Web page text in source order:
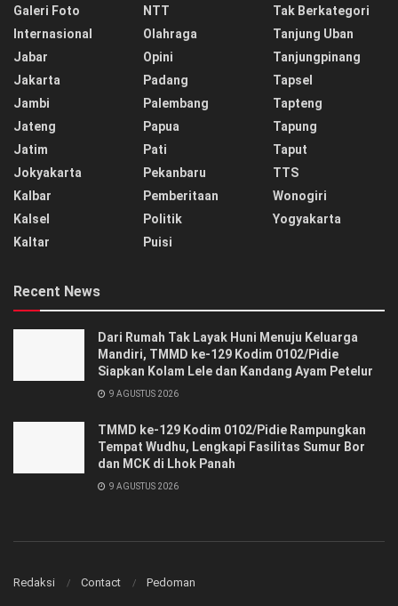
Galeri Foto
Internasional
Jabar
Jakarta
Jambi
Jateng
Jatim
Jokyakarta
Kalbar
Kalsel
Kaltar
NTT
Olahraga
Opini
Padang
Palembang
Papua
Pati
Pekanbaru
Pemberitaan
Politik
Puisi
Tak Berkategori
Tanjung Uban
Tanjungpinang
Tapsel
Tapteng
Tapung
Taput
TTS
Wonogiri
Yogyakarta
Recent News
Dari Rumah Tak Layak Huni Menuju Keluarga
Mandiri, TMMD ke-129 Kodim 0102/Pidie
Siapkan Kolam Lele dan Kandang Ayam Petelur
9 AGUSTUS 2026
TMMD ke-129 Kodim 0102/Pidie Rampungkan
Tempat Wudhu, Lengkapi Fasilitas Sumur Bor
dan MCK di Lhok Panah
9 AGUSTUS 2026
Redaksi Contact Pedoman